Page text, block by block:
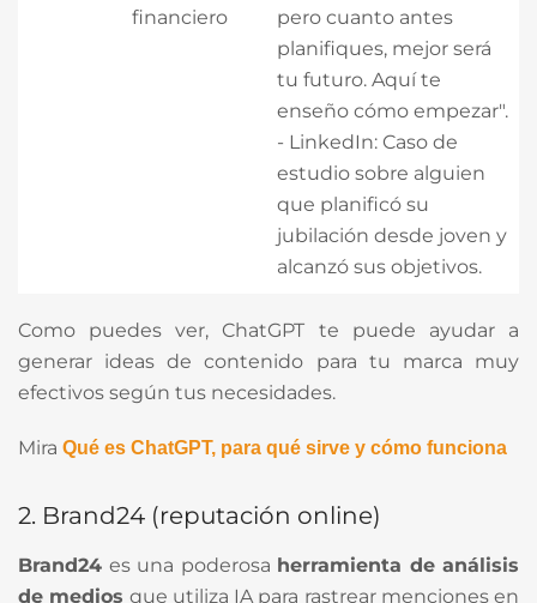
financiero
pero cuanto antes
planifiques, mejor será
tu futuro. Aquí te
enseño cómo empezar".
- LinkedIn: Caso de
estudio sobre alguien
que planificó su
jubilación desde joven y
alcanzó sus objetivos.
Como puedes ver, ChatGPT te puede ayudar a
generar ideas de contenido para tu marca muy
efectivos según tus necesidades.
Mira Qué es ChatGPT, para qué sirve y cómo funciona
2. Brand24 (reputación online)
Brand24 es una poderosa herramienta de análisis
de medios que utiliza IA para rastrear menciones en